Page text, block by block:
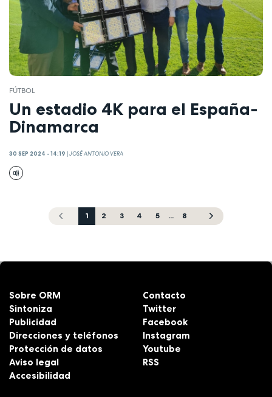
FÚTBOL
Un estadio 4K para el España-
Dinamarca
30 SEP 2024 - 14:19 |JOSÉ ANTONIO VERA
1 2 3 4 5 ... 8
Sobre ORM
Sintoniza
Publicidad
Direcciones y teléfonos
Protección de datos
Aviso legal
Accesibilidad
Contacto
Twitter
Facebook
Instagram
Youtube
RSS